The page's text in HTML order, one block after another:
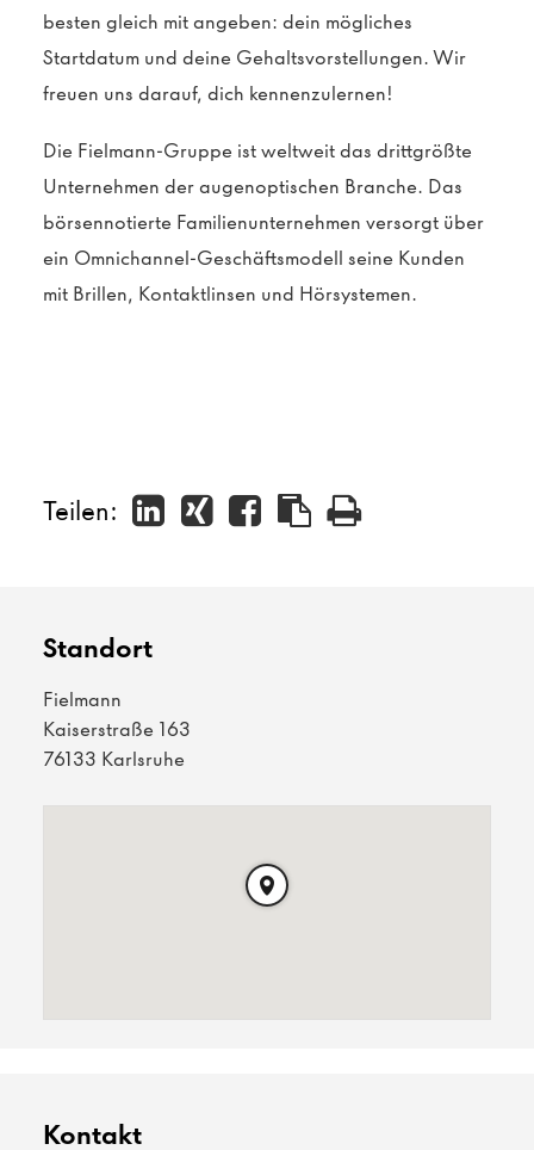
besten gleich mit angeben: dein mögliches
Startdatum und deine Gehaltsvorstellungen. Wir
freuen uns darauf, dich kennenzulernen!
Die Fielmann-Gruppe ist weltweit das drittgrößte
Unternehmen der augenoptischen Branche. Das
börsennotierte Familienunternehmen versorgt über
ein Omnichannel-Geschäftsmodell seine Kunden
mit Brillen, Kontaktlinsen und Hörsystemen.
Teilen:
Standort
Fielmann
Kaiserstraße 163
76133 Karlsruhe
Kontakt